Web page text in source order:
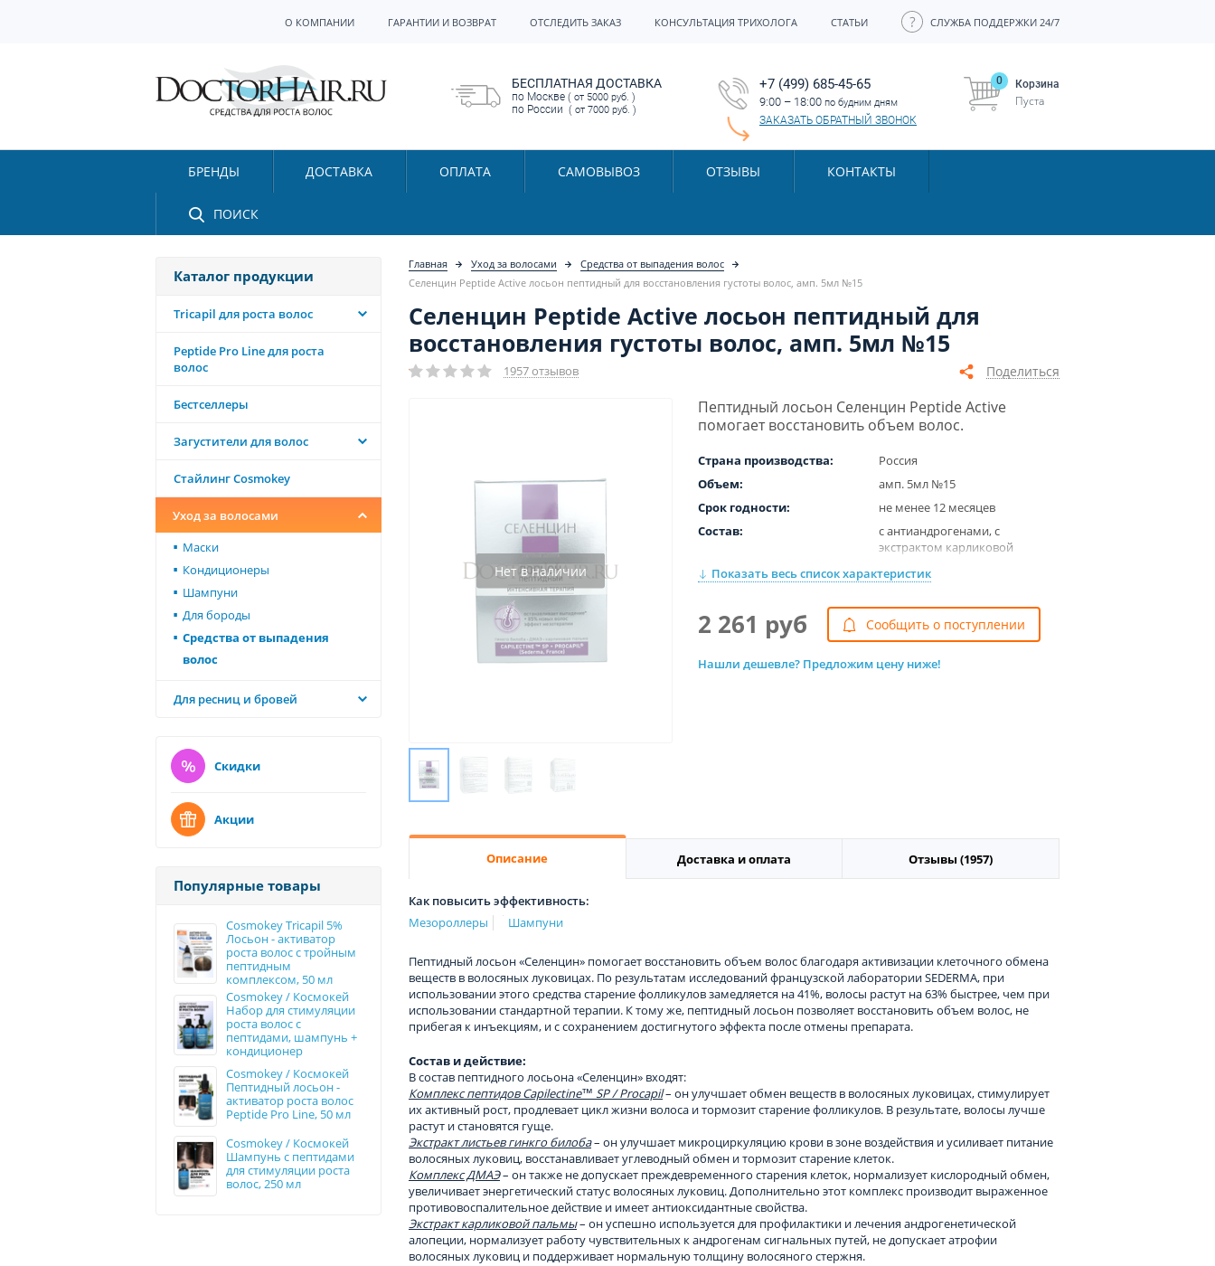
О КОМПАНИИ ГАРАНТИИ И ВОЗВРАТ ОТСЛЕДИТЬ ЗАКАЗ КОНСУЛЬТАЦИЯ ТРИХОЛОГА СТАТЬИ СЛУЖБА ПОДДЕРЖКИ 24/7
БЕСПЛАТНАЯ ДОСТАВКА
по Москве ( от 5000 руб. )
по России ( от 7000 руб. )
+7 (499) 685-45-65
9:00 – 18:00 по будним дням
ЗАКАЗАТЬ ОБРАТНЫЙ ЗВОНОК
Корзина
0
Пуста
БРЕНДЫ ДОСТАВКА ОПЛАТА САМОВЫВОЗ ОТЗЫВЫ КОНТАКТЫ
ПОИСК
Каталог продукции
Tricapil для роста волос
Peptide Pro Line для роста
волос
Бестселлеры
Загустители для волос
Стайлинг Cosmokey
Уход за волосами
Маски
Кондиционеры
Шампуни
Для бороды
Средства от выпадения
волос
Для ресниц и бровей
Скидки
Акции
Популярные товары
Cosmokey Tricapil 5%
Лосьон - активатор
роста волос с тройным
пептидным
комплексом, 50 мл
Cosmokey / Космокей
Набор для стимуляции
роста волос с
пептидами, шампунь +
кондиционер
Cosmokey / Космокей
Пептидный лосьон -
активатор роста волос
Peptide Pro Line, 50 мл
Cosmokey / Космокей
Шампунь с пептидами
для стимуляции роста
волос, 250 мл
Главная Уход за волосами
Средства от выпадения волос
Селенцин Peptide Active лосьон пептидный для восстановления густоты волос, амп. 5мл №15
Селенцин Peptide Active лосьон пептидный для
восстановления густоты волос, амп. 5мл №15
1957 отзывов Поделиться
Нет в наличии
Пептидный лосьон Селенцин Peptide Active
помогает восстановить объем волос.
Страна производства:
Россия
Объем:
амп. 5мл №15
Срок годности:
не менее 12 месяцев
Состав:
с антиандрогенами, с
экстрактом карликовой
Для кого:
для женщин, для мужчин
для волос
Тип:
лосьон
Показать весь список характеристик
2 261 руб Cообщить о поступлении
Нашли дешевле? Предложим цену ниже!
Описание Доставка и оплата Отзывы (1957)
Как повысить эффективность:
Мезороллеры
Шампуни
Пептидный лосьон «Селенцин» помогает восстановить объем волос благодаря активизации клеточного обмена
веществ в волосяных луковицах. По результатам исследований французской лаборатории SEDERMA, при
использовании этого средства старение фолликулов замедляется на 41%, волосы растут на 63% быстрее, чем при
использовании стандартной терапии. К тому же, пептидный лосьон позволяет восстановить объем волос, не
прибегая к инъекциям, и с сохранением достигнутого эффекта после отмены препарата.
Состав и действие:
В состав пептидного лосьона «Селенцин» входят:
Комплекс пептидов Capilectine™ SP / Procapil– он улучшает обмен веществ в волосяных луковицах, стимулирует
их активный рост, продлевает цикл жизни волоса и тормозит старение фолликулов. В результате, волосы лучше
растут и становятся гуще.
Экстракт листьев гинкго билоба– он улучшает микроциркуляцию крови в зоне воздействия и усиливает питание
волосяных луковиц, восстанавливает углеводный обмен и тормозит старение клеток.
Комплекс ДМАЭ– он также не допускает преждевременного старения клеток, нормализует кислородный обмен,
увеличивает энергетический статус волосяных луковиц. Дополнительно этот комплекс производит выраженное
противовоспалительное действие и имеет антиоксидантные свойства.
Экстракт карликовой пальмы– он успешно используется для профилактики и лечения андрогенетической
алопеции, нормализует работу чувствительных к андрогенам сигнальных путей, не допускает атрофии
волосяных луковиц и поддерживает нормальную толщину волосяного стержня.